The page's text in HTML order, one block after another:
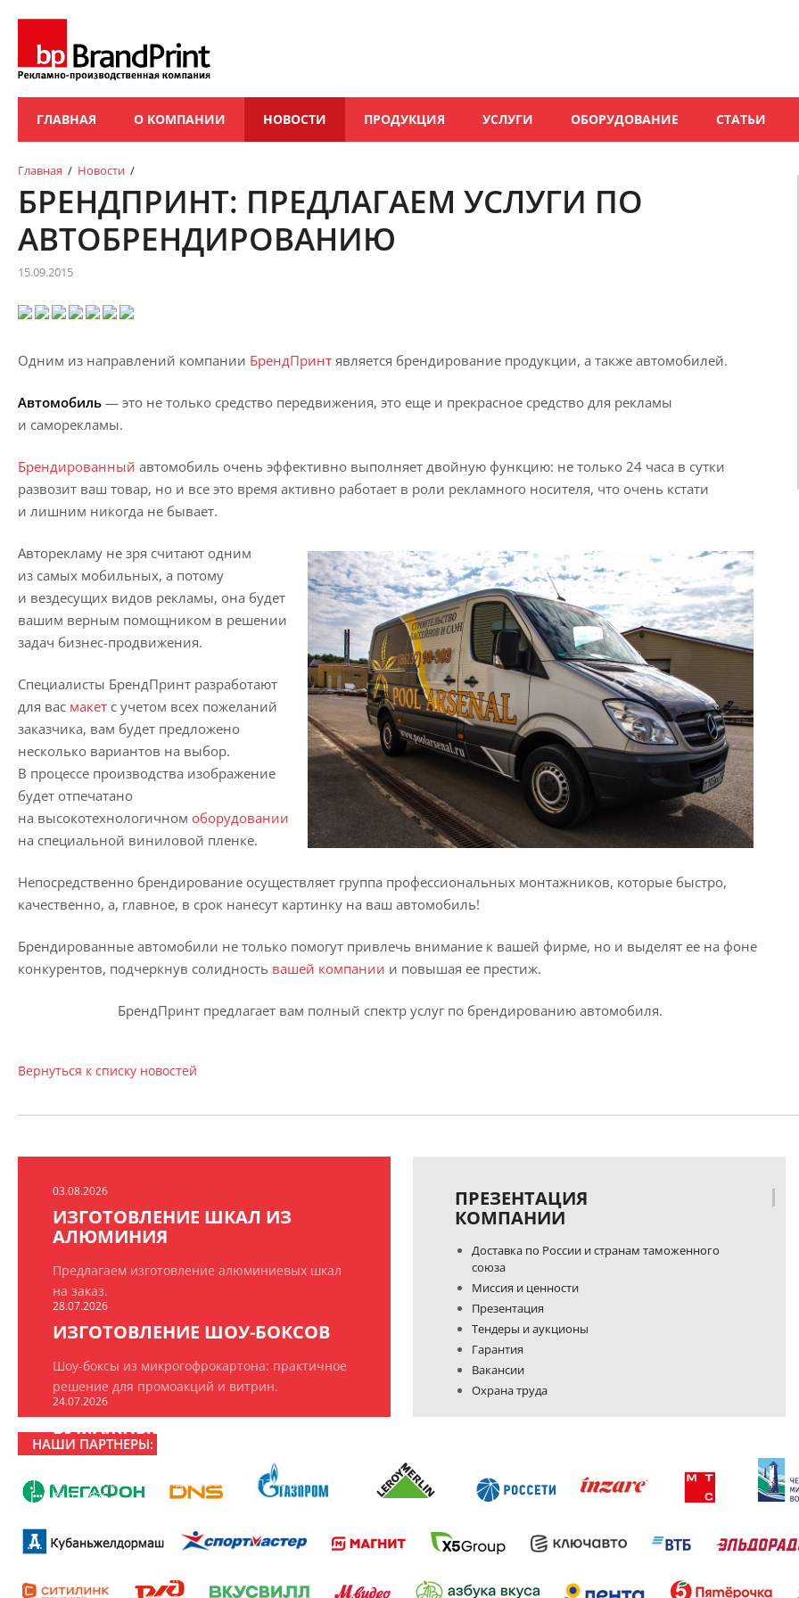
ГЛАВНАЯ О КОМПАНИИ НОВОСТИ ПРОДУКЦИЯ УСЛУГИ ОБОРУДОВАНИЕ СТАТЬИ
Главная / Новости /
БРЕНДПРИНТ: ПРЕДЛАГАЕМ УСЛУГИ ПО
АВТОБРЕНДИРОВАНИЮ
15.09.2015
Одним из направлений компании БрендПринт является брендирование продукции, а также автомобилей.
Автомобиль — это не только средство передвижения, это еще и прекрасное средство для рекламы
и саморекламы.
Брендированный автомобиль очень эффективно выполняет двойную функцию: не только 24 часа в сутки
развозит ваш товар, но и все это время активно работает в роли рекламного носителя, что очень кстати
и лишним никогда не бывает.
Авторекламу не зря считают одним
из самых мобильных, а потому
и вездесущих видов рекламы, она будет
вашим верным помощником в решении
задач бизнес-продвижения.
Специалисты БрендПринт разработают
для вас макет с учетом всех пожеланий
заказчика, вам будет предложено
несколько вариантов на выбор.
В процессе производства изображение
будет отпечатано
на высокотехнологичном оборудовании
на специальной виниловой пленке.
Непосредственно брендирование осуществляет группа профессиональных монтажников, которые быстро,
качественно, а, главное, в срок нанесут картинку на ваш автомобиль!
Брендированные автомобили не только помогут привлечь внимание к вашей фирме, но и выделят ее на фоне
конкурентов, подчеркнув солидность вашей компании и повышая ее престиж.
БрендПринт предлагает вам полный спектр услуг по брендированию автомобиля.
Вернуться к списку новостей
03.08.2026
ИЗГОТОВЛЕНИЕ ШКАЛ ИЗ
АЛЮМИНИЯ
Предлагаем изготовление алюминиевых шкал
на заказ.
28.07.2026
ИЗГОТОВЛЕНИЕ ШОУ-БОКСОВ
Шоу-боксы из микрогофрокартона: практичное
решение для промоакций и витрин.
24.07.2026
БУМАЖНЫЕ ПАКЕТЫ НА ЗАКАЗ
ООО «РПК «БрендПринт» изготавливает
эксклюзивные брендированные пакеты.
20.07.2026
16 лет создаём то, что замечают: рекламно-
производственная компания «БрендПринт»
ПРЕЗЕНТАЦИЯ
КОМПАНИИ
Доставка по России и странам таможенного
союза
Миссия и ценности
Презентация
Тендеры и аукционы
Гарантия
Вакансии
Охрана труда
НАШИ ПАРТНЕРЫ: